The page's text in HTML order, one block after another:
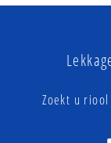
Zoekt u